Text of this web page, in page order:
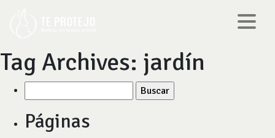
Tag Archives: jardín
por:
Páginas